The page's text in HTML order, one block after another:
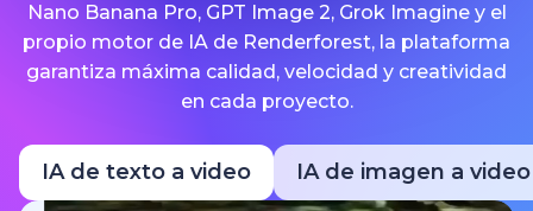
Nano Banana Pro, GPT Image 2, Grok Imagine y el
propio motor de IA de Renderforest, la plataforma
garantiza máxima calidad, velocidad y creatividad
en cada proyecto.
IA de texto a video IA de imagen a video